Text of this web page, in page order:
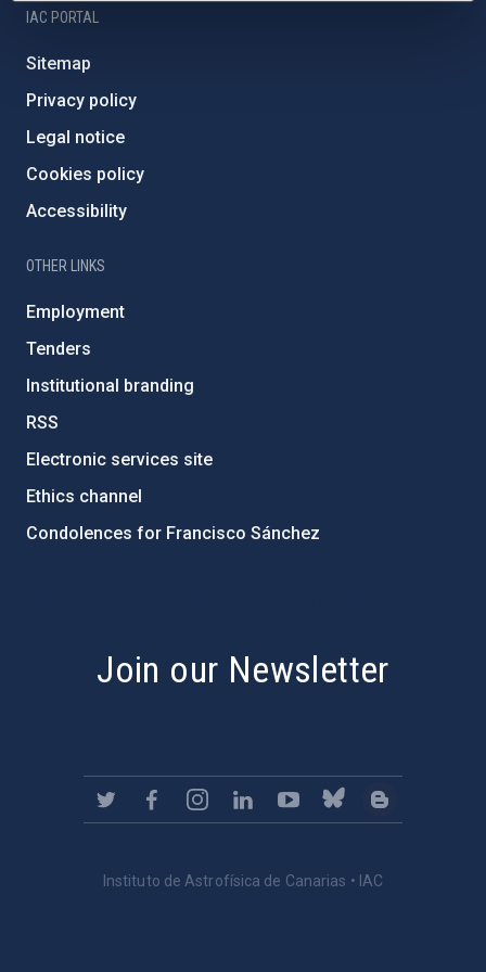
IAC PORTAL
Sitemap
Privacy policy
Legal notice
Cookies policy
Accessibility
OTHER LINKS
Employment
Tenders
Institutional branding
RSS
Electronic services site
Ethics channel
Condolences for Francisco Sánchez
Join our Newsletter
Instituto de Astrofísica de Canarias • IAC